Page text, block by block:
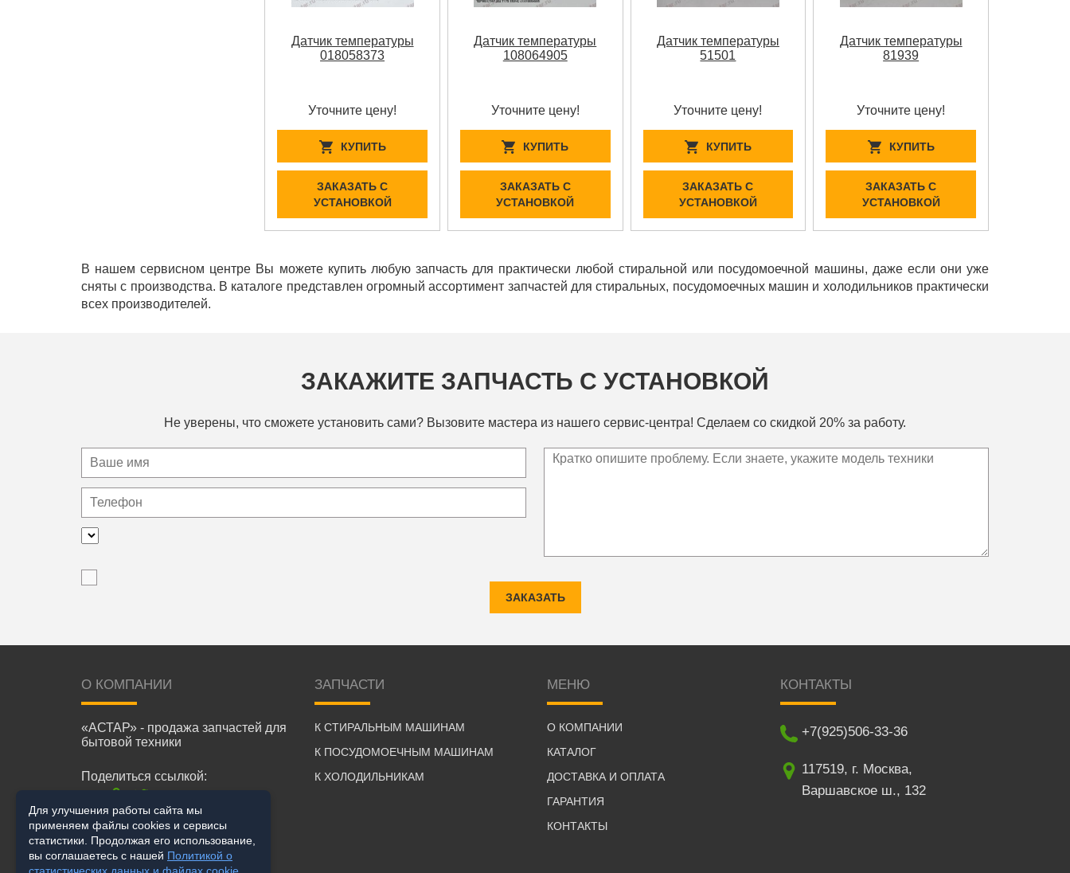
Датчик температуры
018058373
Уточните цену!
КУПИТЬ
ЗАКАЗАТЬ С
УСТАНОВКОЙ
Датчик температуры
108064905
Уточните цену!
КУПИТЬ
ЗАКАЗАТЬ С
УСТАНОВКОЙ
Датчик температуры
51501
Уточните цену!
КУПИТЬ
ЗАКАЗАТЬ С
УСТАНОВКОЙ
Датчик температуры
81939
Уточните цену!
КУПИТЬ
ЗАКАЗАТЬ С
УСТАНОВКОЙ
В нашем сервисном центре Вы можете купить любую запчасть для практически любой стиральной или посудомоечной машины, даже если они уже
сняты с производства. В каталоге представлен огромный ассортимент запчастей для стиральных, посудомоечных машин и холодильников практически
всех производителей.
ЗАКАЖИТЕ ЗАПЧАСТЬ С УСТАНОВКОЙ
Не уверены, что сможете установить сами? Вызовите мастера из нашего сервис-центра! Сделаем со скидкой 20% за работу.
ЗАКАЗАТЬ
О КОМПАНИИ
«АСТАР» - продажа запчастей для
бытовой техники
Поделиться ссылкой:
ЗАПЧАСТИ
К СТИРАЛЬНЫМ МАШИНАМ
К ПОСУДОМОЕЧНЫМ МАШИНАМ
К ХОЛОДИЛЬНИКАМ
МЕНЮ
О КОМПАНИИ
КАТАЛОГ
ДОСТАВКА И ОПЛАТА
ГАРАНТИЯ
КОНТАКТЫ
КОНТАКТЫ
+7(925)506-33-36
117519, г. Москва,
Варшавское ш., 132
Для улучшения работы сайта мы
применяем файлы cookies и сервисы
статистики. Продолжая его использование,
вы соглашаетесь с нашей Политикой о